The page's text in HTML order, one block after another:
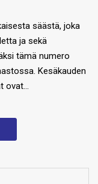
säästä, joka
ja sekä
tämä numero
Kesäkauden
ovat…